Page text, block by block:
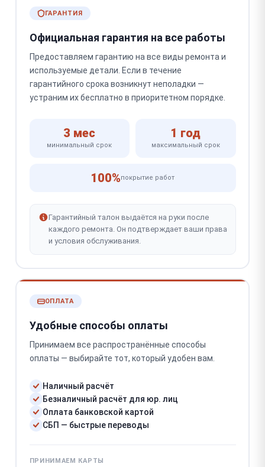
ГАРАНТИЯ
Официальная гарантия на все работы
Предоставляем гарантию на все виды ремонта и
используемые детали. Если в течение
гарантийного срока возникнут неполадки —
устраним их бесплатно в приоритетном порядке.
3 мес
минимальный срок
1 год
максимальный срок
100%покрытие работ
Гарантийный талон выдаётся на руки после
каждого ремонта. Он подтверждает ваши права
и условия обслуживания.
ОПЛАТА
Удобные способы оплаты
Принимаем все распространённые способы
оплаты — выбирайте тот, который удобен вам.
Наличный расчёт
Безналичный расчёт для юр. лиц
Оплата банковской картой
СБП — быстрые переводы
ПРИНИМАЕМ КАРТЫ